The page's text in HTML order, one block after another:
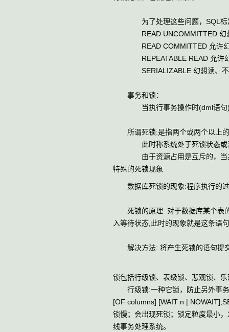
为了处理这些问题，SQL标准
READ UNCOMMITTED 幻想
READ COMMITTED 允许幻
REPEATABLE READ 允许幻
SERIALIZABLE 幻想读、不可
事务和锁：
当执行事务操作时(dml语句
所谓死锁:是指两个或两个以上的
此时称系统处于死锁状态或系
由于资源占用是互斥的，当某个
特殊的死锁现象
数据库死锁的现象:程序执行的过
死锁的原理: 对于数据库某个表的
入等待状态,此时的现象就是这条语
解决方法: 将产生死锁的语句提交
锁包括行级锁、表级锁、悲观锁、乐
行级锁:一种它锁，防止另外事务
[OF columns] [WAIT n |
锁慢；会出现死锁；锁定粒度最小
线事务处理系统。